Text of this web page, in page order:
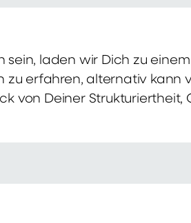
sein, laden wir Dich zu
zu erfahren, alternativ
von Deiner